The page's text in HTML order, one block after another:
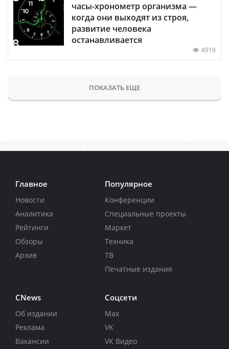
часы-хронометр организма —
когда они выходят из строя,
развитие человека
останавливается
4918
ПОКАЗАТЬ ЕЩЕ
Главное
Новости
Аналитика
Рейтинги
Обзоры
Архив
Популярное
Конференции
Специальные проекты
Маркет
Техника
ТВ
Печатные издания
CNews
Об издании
Реклама
Вакансии
Соцсети
Max
VK
VK Видео